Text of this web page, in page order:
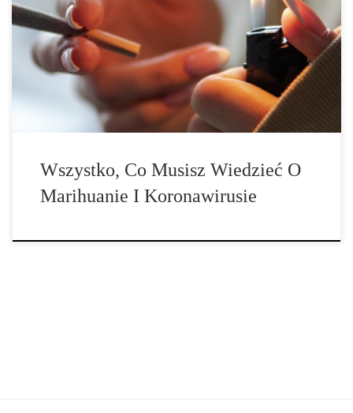
dobie pandemii nowego koronawirusa. FDA, które uprzednio
ostrzegało, że osoby wapujące oraz palące, które posiadają choroby
współistniejące mogą być bardziej narażone na powikłania
związane z nowym koronawirusem z Chin. Jednak […]
Wszystko, Co Musisz Wiedzieć O
Marihuanie I Koronawirusie